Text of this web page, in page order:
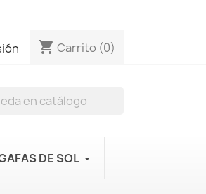
shopping_cart Carrito (0)
DE SOL